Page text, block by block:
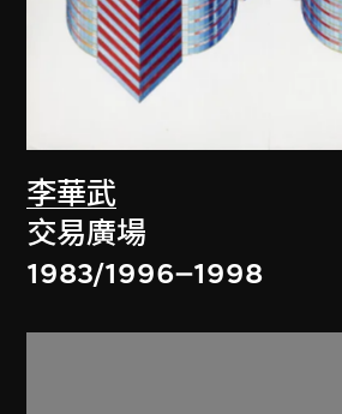
李華武
交易廣場
1983/1996–1998